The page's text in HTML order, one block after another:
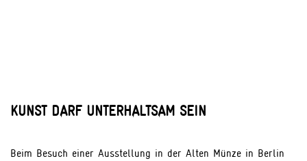
KUNST DARF UNTERHALTSAM SEIN
Beim Besuch einer Ausstellung in der Alten Münze in Berlin